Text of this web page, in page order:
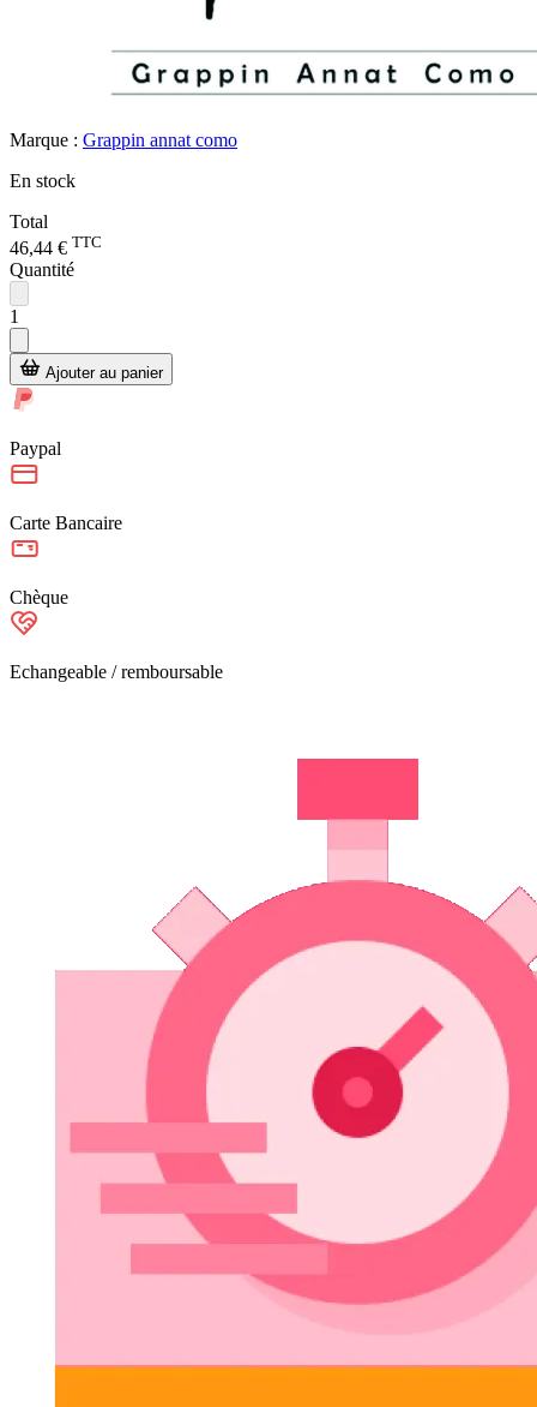
Marque : Grappin annat como
En stock
Total
46,44 € TTC
Quantité
1
Ajouter au panier
Paypal
Carte Bancaire
Chèque
Echangeable / remboursable